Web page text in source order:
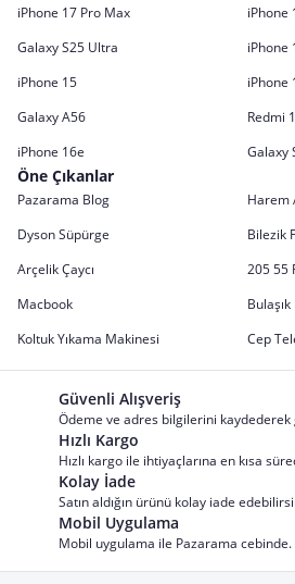
iPhone 17 Pro Max
iPhone
Galaxy S25 Ultra
iPhone
iPhone 15
iPhone
Galaxy A56
Redmi
iPhone 16e
Galaxy
Öne Çıkanlar
Pazarama Blog
Harem
Dyson Süpürge
Bilezik
Arçelik Çaycı
205 55
Macbook
Koltuk Yıkama Makinesi
Cep
Güvenli Alışveriş
Ödeme ve adres bilgilerini kaydederek
Hızlı Kargo
Hızlı kargo ile ihtiyaçlarına en kısa
Kolay İade
Satın aldığın ürünü kolay iade
Mobil Uygulama
Mobil uygulama ile Pazarama cebinde.